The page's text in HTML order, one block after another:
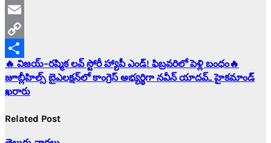
LinkedIn
Email
Copy
Link
Share
Post
navigation
🔥 విజయ్–రష్మిక లవ్ స్టోరీ హ్యాపీ ఎండ్! ఫిబ్రవరిలో పెళ్లి బంధం🔥
జూబ్లీహిల్స్ బైఎలక్షన్‌లో కాంగ్రెస్ అభ్యర్థిగా నవీన్ యాదవ్.. హైకమాండ్
ఖరారు
Related Post